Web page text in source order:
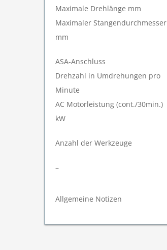
Maximale Drehlänge mm
Maximaler Stangendurchmesser
mm
ASA-Anschluss
Drehzahl in Umdrehungen pro
Minute
AC Motorleistung (cont./30min.)
kW
Anzahl der Werkzeuge
–
Allgemeine Notizen